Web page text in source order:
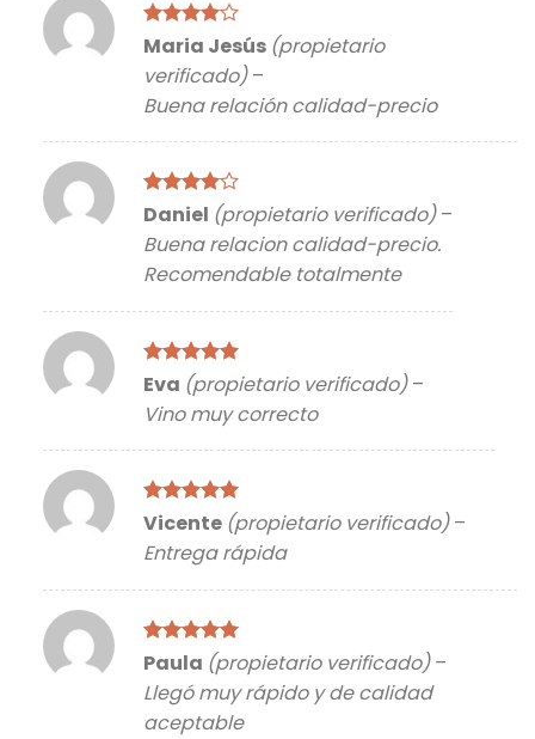
Valorado
5
Maria Jesús (propietario
verificado) –
Buena relación calidad-precio
Valorado
de
5
Daniel (propietario verificado) –
Buena relacion calidad-precio.
Recomendable totalmente
Valorado
5de 5
Eva (propietario verificado) –
Vino muy correcto
Valorado
de 5
Vicente (propietario verificado) –
Entrega rápida
Valorado
de 5
Paula (propietario verificado) –
Llegó muy rápido y de calidad
aceptable